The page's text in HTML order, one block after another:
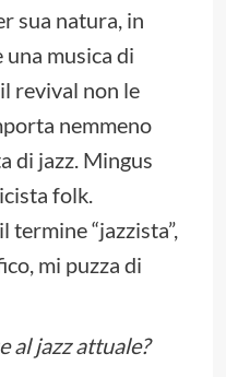
sua natura, in
una musica di
revival non le
nemmeno
di jazz. Mingus
folk.
termine “jazzista”,
mi puzza di
al jazz attuale?